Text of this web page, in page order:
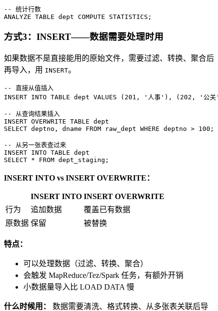
-- 统计行数
ANALYZE TABLE dept COMPUTE STATISTICS;
方式3：INSERT——数据需要处理时用
如果数据不是直接能用的原始文件，需要过滤、转换、聚合后
再导入，用 INSERT。
-- 直接从值插入
INSERT INTO TABLE dept VALUES ( 201 , '人事' ), ( 202 , '公
-- 从查询结果插入
INSERT OVERWRITE TABLE
SELECT deptno, dname FROM raw_dept WHERE deptno > 100 ;
-- 从另一张表查过来
INSERT INTO TABLE
SELECT * FROM dept_staging;
INSERT INTO vs INSERT OVERWRITE：
INSERT INTO INSERT OVERWRITE
行为
追加数据
覆盖已有数据
原数据 保留 被替换
特点：
可以处理数据（过滤、转换、聚合）
会触发 MapReduce/Tez/Spark 任务，有额外开销
小数据量导入比 LOAD DATA 慢
什么时候用：
数据需要清洗、格式转换、从多张表关联后导